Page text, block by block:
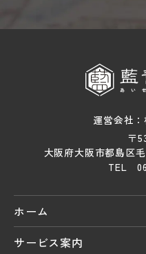
運営会社
〒
大阪府大阪市都島区
TEL
ホーム
サービス案内